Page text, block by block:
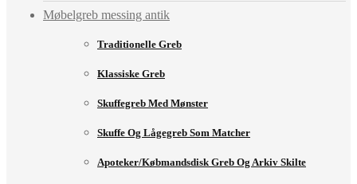
Møbelgreb messing antik
Traditionelle Greb
Klassiske Greb
Skuffegreb Med Mønster
Skuffe Og Lågegreb Som Matcher
Apoteker/købmandsdisk Greb Og Arkiv Skilte